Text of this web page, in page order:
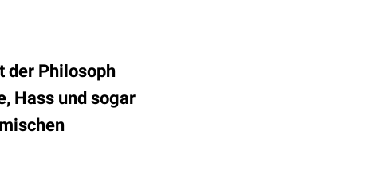
der Philosoph
Hass und sogar